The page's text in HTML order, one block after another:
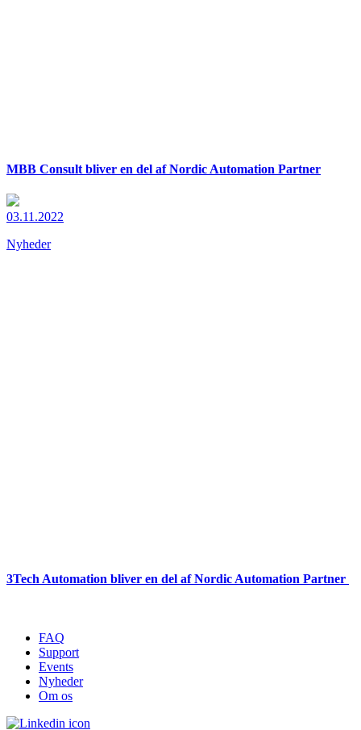
MBB Consult bliver en del af Nordic Automation Partner
03.11.2022
Nyheder
3Tech Automation bliver en del af Nordic Automation Partner
FAQ
Support
Events
Nyheder
Om os